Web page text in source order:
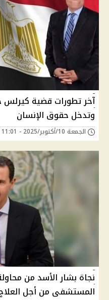
آخر تطورات قضية
وتدخل حقوق الإنسان
الجمعة 10/أكتوبر/2025 - 11:01 ص
نجاة بشار الأسد من
المستشفى من أجل